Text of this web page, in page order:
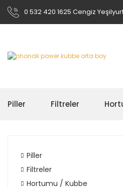
0 532 420 1625 Cengiz
Piller Filtreler
Piller
Filtreler
Hortumu / Kubbe